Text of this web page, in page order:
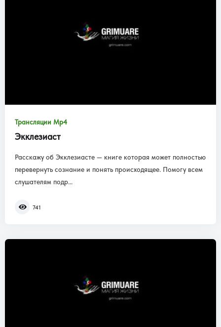
Трансляции Mp4
Экклезиаст
Расскажу об Экклезиасте — книге которая может полностью
перевернуть сознание и понять происходящее. Помогу всем
слушателям подр...
741